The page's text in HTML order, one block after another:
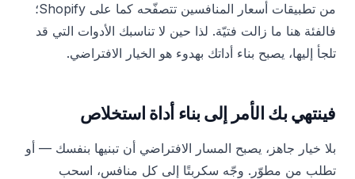
من تطبيقات أسعار المنافسين تتصفّحه كما على Shopify؛
فالفئة هنا ما زالت فتيّة. لذا حين لا تناسبك الأدوات التي قد
تلجأ إليها، يصبح بناء أداتك بهدوء هو الخيار الافتراضي.
فينتهي بك الأمر إلى بناء أداة استخلاص
بلا خيار جاهز، يصبح المسار الافتراضي أن تبنيها بنفسك — أو
تطلب من مطوّر. وجّه سكربتًا إلى كل منافس، اسحب